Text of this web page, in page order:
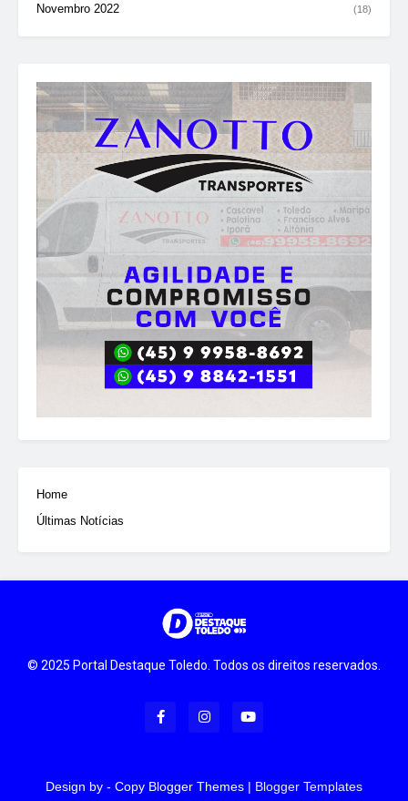
Novembro 2022 (18)
Home
Últimas Notícias
© 2025 Portal Destaque Toledo. Todos os direitos reservados.
Design by - Copy Blogger Themes | Blogger Templates